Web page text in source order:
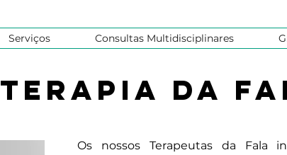
Serviços Consultas Multidisciplinares
Terapia da
Os nossos Terapeutas da Fala